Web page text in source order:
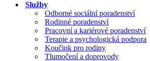
Služby
Odborné sociální poradenství
Rodinné poradenství
Pracovní a kariérové poradenství
Terapie a psychologická podpora
Koučink pro rodiny
Tlumočení a doprovody